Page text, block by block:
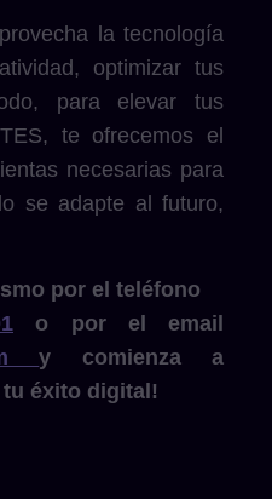
la tecnología
optimizar tus
para elevar tus
te ofrecemos el
necesarias para
se adapte al futuro,
por el teléfono
o por el email
y comienza a
éxito digital!